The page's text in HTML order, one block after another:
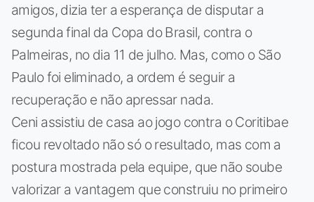
amigos, dizia ter a esperança de disputar a
segunda final da Copa do Brasil, contra o
Palmeiras, no dia 11 de julho. Mas, como o São
Paulo foi eliminado, a ordem é seguir a
recuperação e não apressar nada.
Ceni assistiu de casa ao jogo contra o Coritibae
ficou revoltado não só o resultado, mas com a
postura mostrada pela equipe, que não soube
valorizar a vantagem que construiu no primeiro